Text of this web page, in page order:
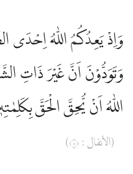
وَاِذْ يَعِدُكُمُ اللّٰهُ اِحْدَى
وَتَوَدُّوْنَ اَنَّ غَيْرَ ذَاتِ
اللّٰهُ اَنْ يُّحِقَّ الْحَقَّ
(الأنفال : ٨)